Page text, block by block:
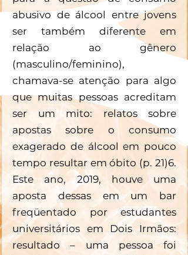
abusivo de álcool entre jovens
ser também diferente em
relação ao gênero
(masculino/feminino),
chamava-se atenção para algo
que muitas pessoas acreditam
ser um mito: relatos sobre
apostas sobre o consumo
exagerado de álcool em pouco
tempo resultar em óbito (p. 21)6.
Este ano, 2019, houve uma
aposta dessas em um bar
freqüentado por estudantes
universitários em Dois Irmãos:
resultado – uma pessoa foi